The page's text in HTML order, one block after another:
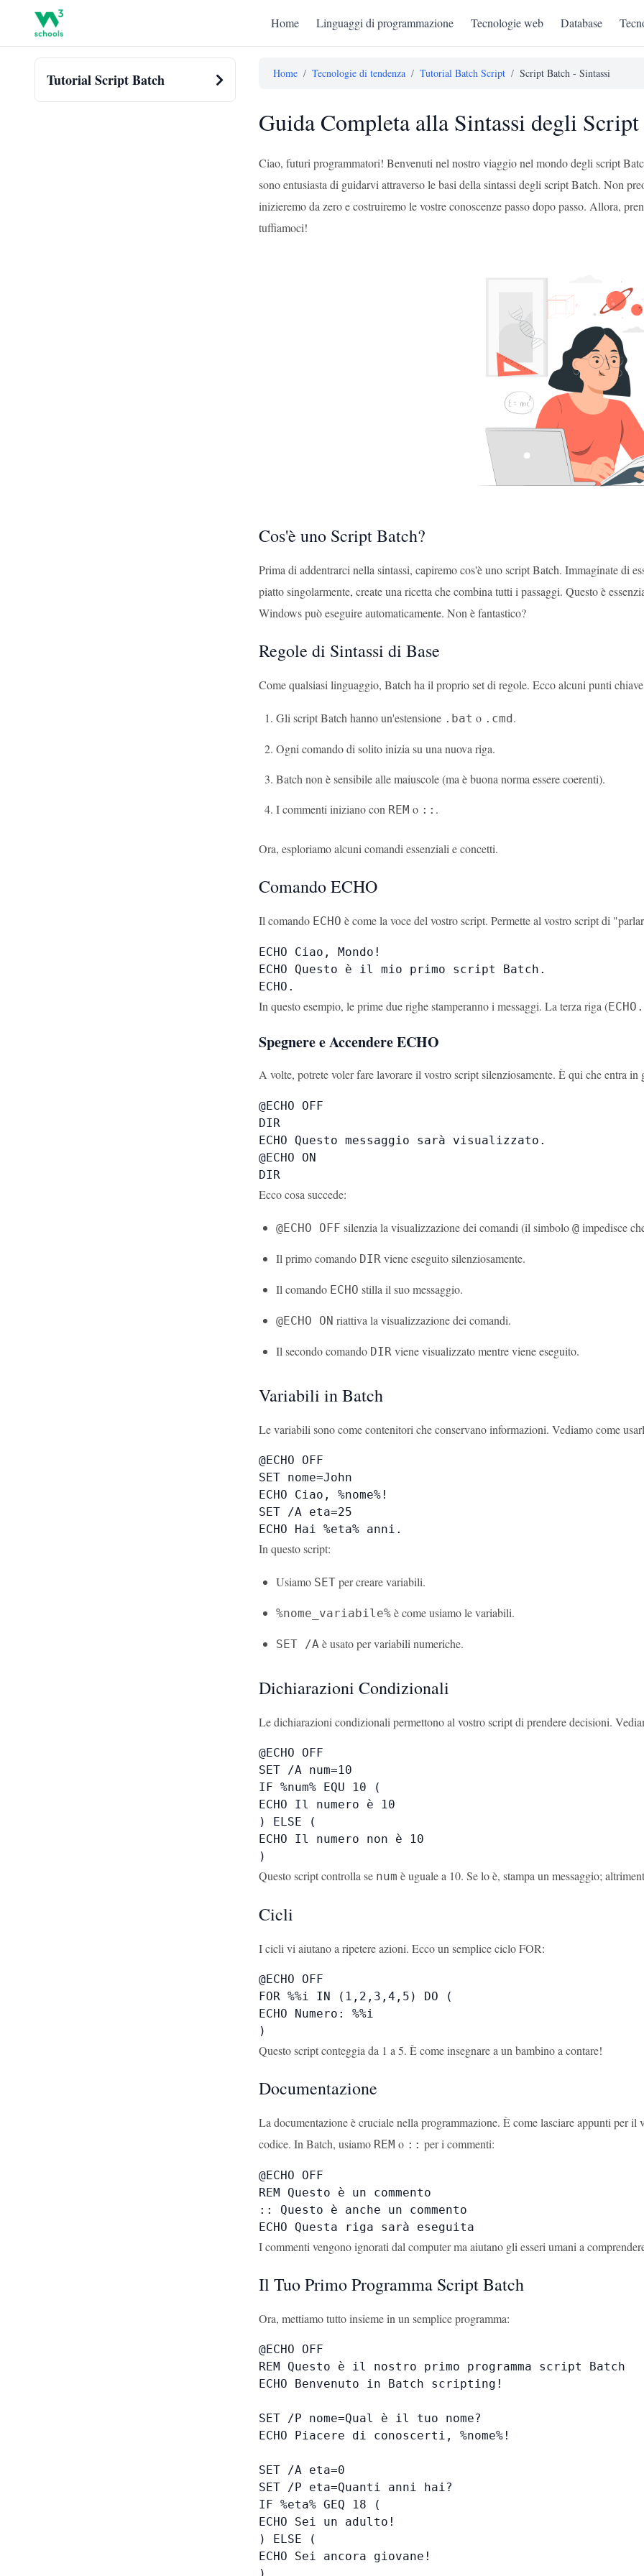
Home Linguaggi di programmazione Tecnologie web Database
Tutorial Script Batch Home / Tecnologie di tendenza / Tutorial Batch Script / Script Batch - Sintassi
Guida Completa alla Sintassi degli
Ciao, futuri programmatori! Benvenuti nel nostro viaggio nel mondo degli script
sono entusiasta di guidarvi attraverso le basi della sintassi degli script Batch. Non
inizieremo da zero e costruiremo le vostre conoscenze passo dopo passo. Allora,
tuffiamoci!
Cos'è uno Script Batch?
Prima di addentrarci nella sintassi, capiremo cos'è uno script Batch. Immaginate di
piatto singolarmente, create una ricetta che combina tutti i passaggi. Questo è
Windows può eseguire automaticamente. Non è fantastico?
Regole di Sintassi di Base
Come qualsiasi linguaggio, Batch ha il proprio set di regole. Ecco alcuni punti
Gli script Batch hanno un'estensione .bat o .cmd.
Ogni comando di solito inizia su una nuova riga.
Batch non è sensibile alle maiuscole (ma è buona norma essere coerenti).
I commenti iniziano con REM o :: .
Ora, esploriamo alcuni comandi essenziali e concetti.
Comando ECHO
Il comando ECHO è come la voce del vostro script. Permette al vostro script di
ECHO Ciao, Mondo!
ECHO Questo è il mio primo script Batch.
ECHO.
In questo esempio, le prime due righe stamperanno i messaggi. La terza riga (ECHO.
Spegnere e Accendere ECHO
A volte, potrete voler fare lavorare il vostro script silenziosamente. È qui che entra
@ECHO OFF
DIR
ECHO Questo messaggio sarà visualizzato.
@ECHO ON
DIR
Ecco cosa succede:
@ECHO OFF silenzia la visualizzazione dei comandi (il simbolo @ impedisce
Il primo comando DIR viene eseguito silenziosamente.
Il comando ECHO stilla il suo messaggio.
@ECHO ON riattiva la visualizzazione dei comandi.
Il secondo comando DIR viene visualizzato mentre viene eseguito.
Variabili in Batch
Le variabili sono come contenitori che conservano informazioni. Vediamo come
@ECHO OFF
SET nome=John
ECHO Ciao, %nome%!
SET /A eta=25
ECHO Hai %eta% anni.
In questo script:
Usiamo SET per creare variabili.
%nome_variabile% è come usiamo le variabili.
SET /A è usato per variabili numeriche.
Dichiarazioni Condizionali
Le dichiarazioni condizionali permettono al vostro script di prendere decisioni.
@ECHO OFF
SET /A num=10
IF %num% EQU 10 (
ECHO Il numero è 10
) ELSE (
ECHO Il numero non è 10
)
Questo script controlla se num è uguale a 10. Se lo è, stampa un messaggio;
Cicli
I cicli vi aiutano a ripetere azioni. Ecco un semplice ciclo FOR:
@ECHO OFF
FOR %%i IN (1,2,3,4,5) DO (
ECHO Numero: %%i
)
Questo script conteggia da 1 a 5. È come insegnare a un bambino a contare!
Documentazione
La documentazione è cruciale nella programmazione. È come lasciare appunti per
codice. In Batch, usiamo REM o :: per i commenti:
@ECHO OFF
REM Questo è un commento
:: Questo è anche un commento
ECHO Questa riga sarà eseguita
I commenti vengono ignorati dal computer ma aiutano gli esseri umani a
Il Tuo Primo Programma Script Batch
Ora, mettiamo tutto insieme in un semplice programma:
@ECHO OFF
REM Questo è il nostro primo programma script Batch
ECHO Benvenuto in Batch scripting!
SET /P nome=Qual è il tuo nome?
ECHO Piacere di conoscerti, %nome%!
SET /A eta=0
SET /P eta=Quanti anni hai?
IF %eta% GEQ 18 (
ECHO Sei un adulto!
) ELSE (
ECHO Sei ancora giovane!